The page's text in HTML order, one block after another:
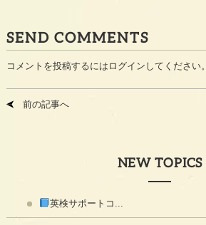
SEND COMMENTS
コメントを投稿するには ログイン してください。
前の記事へ
NEW TOPICS
英検サポートコ...